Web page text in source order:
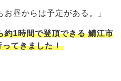
お昼からは予定がある。」
約1時間で登頂できる 鯖江市
ってきました！